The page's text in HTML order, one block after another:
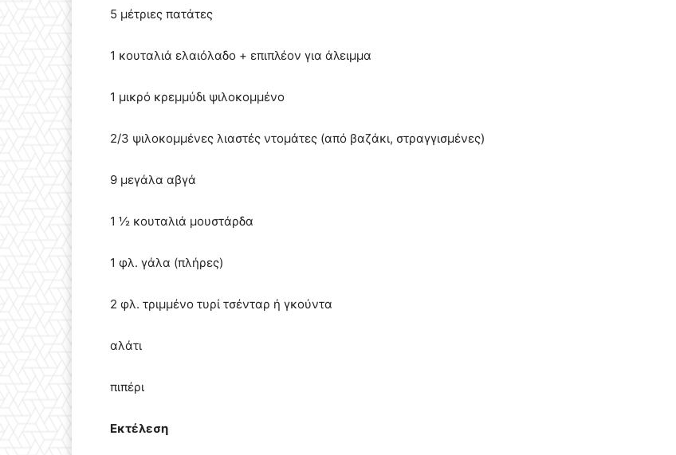
5 µέτριες πατάτες
1 κουταλιά ελαιόλαδο + επιπλέον για άλειµµα
1 µικρό κρεµµύδι ψιλοκοµµένο
2/3 ψιλοκοµµένες λιαστές ντοµάτες (από βαζάκι, στραγγισµένες)
9 µεγάλα αβγά
1 ½ κουταλιά µουστάρδα
1 φλ. γάλα (πλήρες)
2 φλ. τριµµένο τυρί τσένταρ ή γκούντα
αλάτι
πιπέρι
Εκτέλεση